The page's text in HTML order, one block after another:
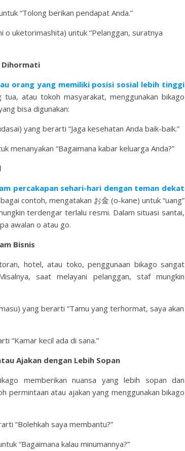
“Tolong berikan pendapat Anda.”
o uketorimashita) untuk “Pelanggan, suratnya
Dihormati
orang yang memiliki posisi sosial lebih tinggi
atau tokoh masyarakat, menggunakan bikago
bisa digunakan:
yang berarti “Jaga kesehatan Anda baik-baik.”
menanyakan “Bagaimana kabar keluarga Anda?”
percakapan sehari-hari dengan teman dekat
contoh, mengatakan お金 (o-kane) untuk “uang”
terdengar terlalu resmi. Dalam situasi santai,
awalan o atau go.
Bisnis
hotel, atau toko, penggunaan bikago sangat
saat melayani pelanggan, staf mungkin
yang berarti “Tamu yang terhormat, saya akan
“Kamar kecil ada di sana.”
Ajakan dengan Lebih Sopan
memberikan nuansa yang lebih sopan dan
permintaan atau ajakan yang menggunakan bikago
“Bolehkah saya membantu?”
“Bagaimana kalau minumannya?”